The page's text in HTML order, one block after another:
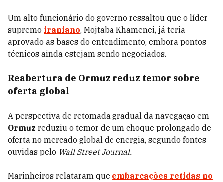
Um alto funcionário do governo ressaltou que o líder
supremo iraniano, Mojtaba Khamenei, já teria
aprovado as bases do entendimento, embora pontos
técnicos ainda estejam sendo negociados.
Reabertura de Ormuz reduz temor sobre
oferta global
A perspectiva de retomada gradual da navegação em
Ormuz reduziu o temor de um choque prolongado de
oferta no mercado global de energia, segundo fontes
ouvidas pelo Wall Street Journal.
Marinheiros relataram que embarcações retidas no